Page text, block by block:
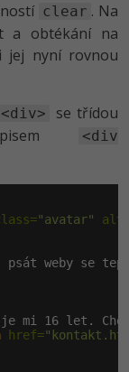
clear . Na
a obtékání na
jej nyní rovnou
<div> se třídou
<div
"avatar"
weby se
mi 16 let.
href=